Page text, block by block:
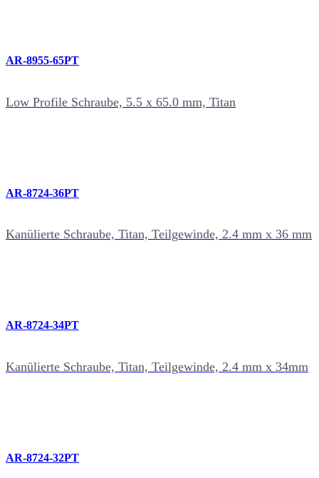
AR-8955-65PT
Low Profile Schraube, 5.5 x 65.0 mm, Titan
AR-8724-36PT
Kanülierte Schraube, Titan, Teilgewinde, 2.4 mm x 36 mm
AR-8724-34PT
Kanülierte Schraube, Titan, Teilgewinde, 2.4 mm x 34mm
AR-8724-32PT